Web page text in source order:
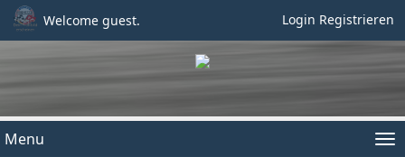
Welcome guest. Login Registrieren
Menu